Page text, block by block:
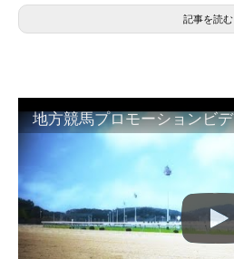
記事を読む